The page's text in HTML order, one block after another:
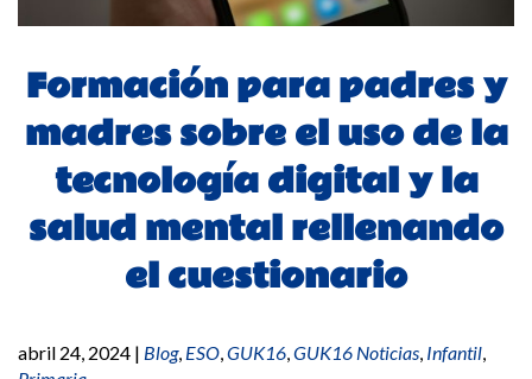
Formación para padres y
madres sobre el uso de la
tecnología digital y la
salud mental rellenando
el cuestionario
abril 24, 2024 | Blog, ESO,GUK16,GUK16 Noticias, Infantil,